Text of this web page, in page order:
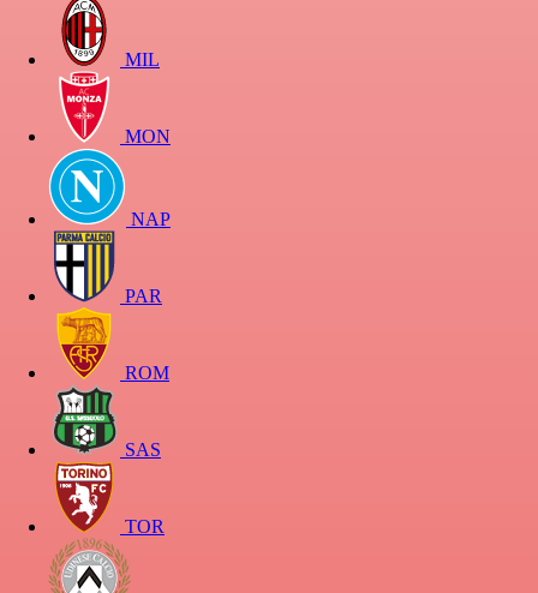
MIL
MON
NAP
PAR
ROM
SAS
TOR